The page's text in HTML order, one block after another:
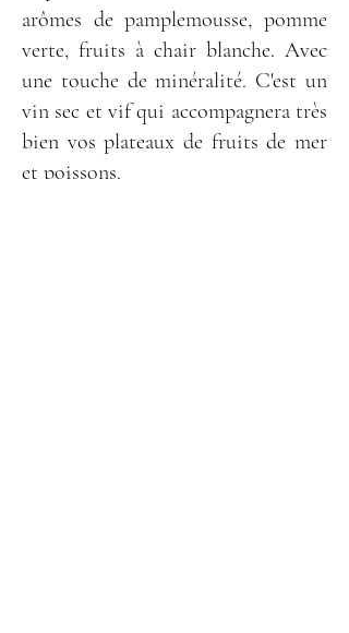
arômes de pamplemousse, pomme
verte, fruits à chair blanche. Avec
une touche de minéralité. C'est un
vin sec et vif qui accompagnera très
bien vos plateaux de fruits de mer
et poissons.